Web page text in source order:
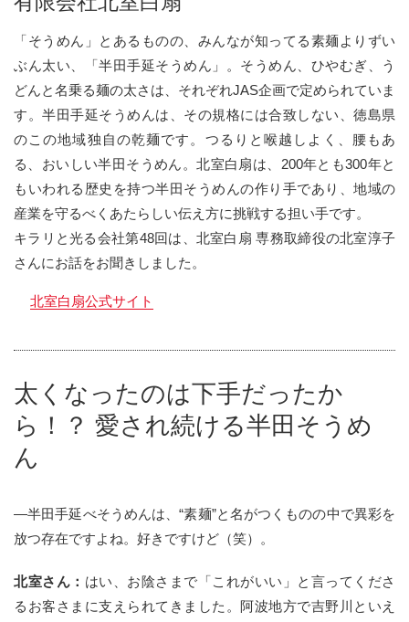
「そうめん」とあるものの、みんなが知ってる素麺よりずい
ぶん太い、「半田手延そうめん」。そうめん、ひやむぎ、う
どんと名乗る麺の太さは、それぞれJAS企画で定められていま
す。半田手延そうめんは、その規格には合致しない、徳島県
のこの地域独自の乾麺です。つるりと喉越しよく、腰もあ
る、おいしい半田そうめん。北室白扇は、200年とも300年と
もいわれる歴史を持つ半田そうめんの作り手であり、地域の
産業を守るべくあたらしい伝え方に挑戦する担い手です。
キラリと光る会社第48回は、北室白扇 専務取締役の北室淳子
さんにお話をお聞きしました。
北室白扇公式サイト
太くなったのは下手だったか
ら！？ 愛され続ける半田そうめ
ん
—半田手延べそうめんは、“素麺”と名がつくものの中で異彩を
放つ存在ですよね。好きですけど（笑）。
北室さん： はい、お陰さまで「これがいい」と言ってくださ
るお客さまに支えられてきました。阿波地方で吉野川といえ